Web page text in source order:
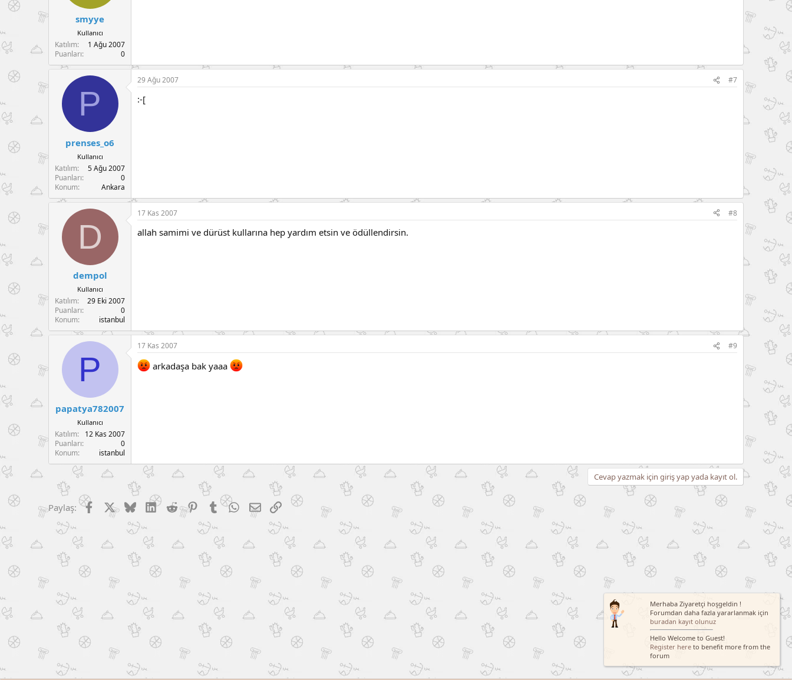
smyye
Kullanıcı
Katılım
1 Ağu 2007
Puanları
0
P
prenses_o6
Kullanıcı
Katılım
5 Ağu 2007
Puanları
0
Konum
Ankara
29 Ağu 2007 #7
:-[
D
dempol
Kullanıcı
Katılım
29 Eki 2007
Puanları
0
Konum
istanbul
17 Kas 2007 #8
allah samimi ve dürüst kullarına hep yardım etsin ve ödüllendirsin.
P
papatya782007
Kullanıcı
Katılım
12 Kas 2007
Puanları
0
Konum
istanbul
17 Kas 2007 #9
arkadaşa bak yaaa
Cevap yazmak için giriş yap yada kayıt ol.
Paylaş: Facebook
X (Twitter)
BlueskyLinkedIn
Reddit Pinterest
Tumblr WhatsApp
E-postaLink
Merhaba Ziyaretçi hoşgeldin !
Forumdan daha fazla yararlanmak için
buradan kayıt olunuz
Hello Welcome to Guest!
Register here to benefit more from the
forum